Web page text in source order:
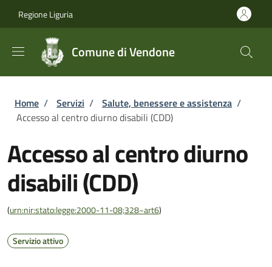
Regione Liguria
Comune di Vendone
Briciole di pane
Home / Servizi / Salute, benessere e assistenza /
Accesso al centro diurno disabili (CDD)
Accesso al centro diurno
disabili (CDD)
(urn:nir:stato:legge:2000-11-08;328~art6)
Servizio attivo